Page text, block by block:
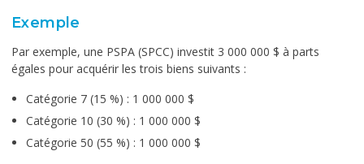
Exemple
Par exemple, une PSPA (SPCC) investit 3 000 000 $ à parts
égales pour acquérir les trois biens suivants :
Catégorie 7 (15 %) : 1 000 000 $
Catégorie 10 (30 %) : 1 000 000 $
Catégorie 50 (55 %) : 1 000 000 $